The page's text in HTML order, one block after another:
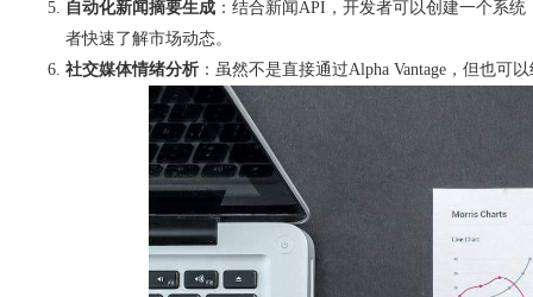
自动化新闻摘要生成 ：结合新闻API，开发者可以创建一个系
者快速了解市场动态。
社交媒体情绪分析 ：虽然不是直接通过Alpha Vantage，但也